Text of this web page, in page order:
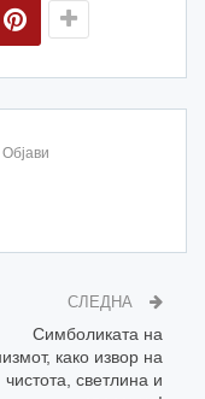
СЛЕДНА
Симболиката на
како извор на
чистота, светлина и